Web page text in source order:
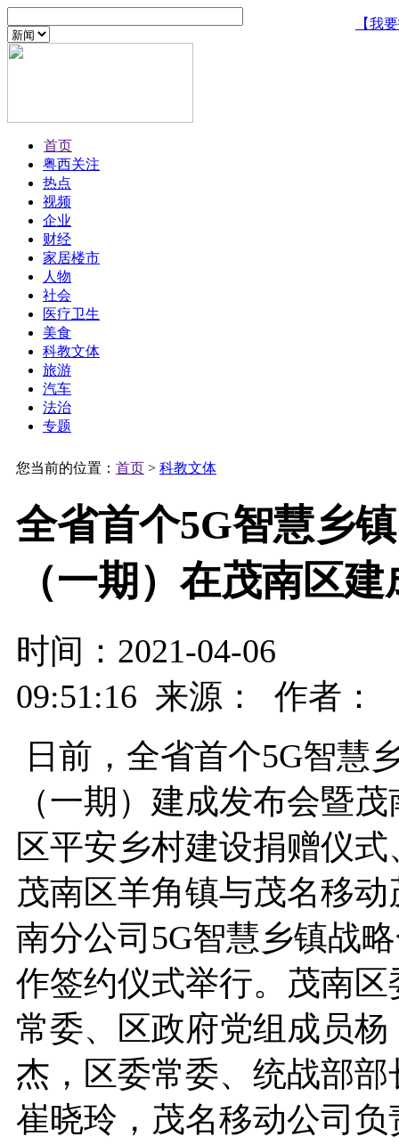
【我
首页
粤西关注
热点
视频
企业
财经
家居楼市
人物
社会
医疗卫生
美食
科教文体
旅游
汽车
法治
专题
您当前的位置： 首页 > 科教文体
全省首个5G智慧乡镇
（一期）在茂南区建
时间：2021-04-06
09:51:16 来源： 作者：
日前，全省首个5G智慧
（一期）建成发布会暨茂
区平安乡村建设捐赠仪式
茂南区羊角镇与茂名移动
南分公司5G智慧乡镇战
作签约仪式举行。茂南区
常委、区政府党组成员杨
杰，区委常委、统战部部
崔晓玲，茂名移动公司负